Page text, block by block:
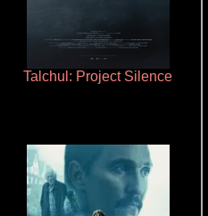
Talchul: Project Silence